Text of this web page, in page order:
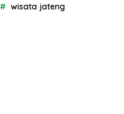
wisata jateng